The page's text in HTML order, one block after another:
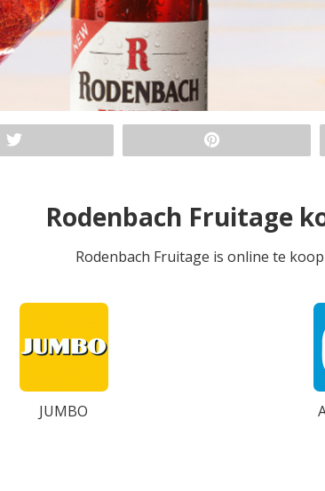
Rodenbach Fruitage
Rodenbach Fruitage is online te
JUMBO